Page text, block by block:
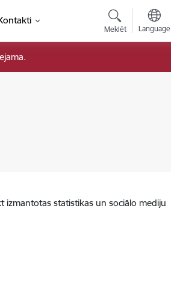
Meklēt Language
izmantotas statistikas un sociālo mediju